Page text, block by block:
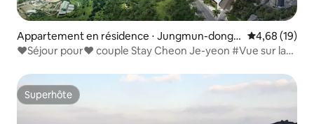
Appartement en résidence ⋅ Jungmun-dong,
Seogwipo-si
Évaluation
4,68 (19)
♥Séjour pour♥ couple Stay Cheon Je-yeon #Vue sur la
Seogwipo-si
Superhôte
Superhôte